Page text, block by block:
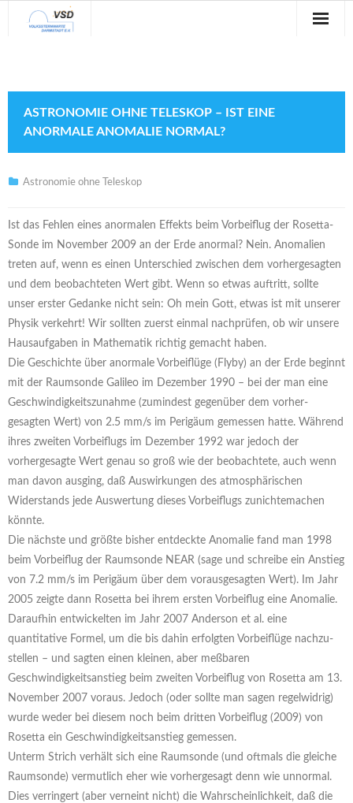
Veranstaltungen
Verein
Kontakt
ASTRONOMIE OHNE TELESKOP – IST EINE
ANORMALE ANOMALIE NORMAL?
Astronomie ohne Teleskop
Ist das Fehlen eines anormalen Effekts beim Vorbeiflug der Rosetta-
Sonde im November 2009 an der Erde anormal? Nein. Anomalien
treten auf, wenn es einen Unterschied zwischen dem vorhergesagten
und dem beobachteten Wert gibt. Wenn so etwas auftritt, sollte
unser erster Gedanke nicht sein: Oh mein Gott, etwas ist mit unserer
Physik verkehrt! Wir sollten zuerst einmal nachprüfen, ob wir unsere
Hausaufgaben in Mathematik richtig gemacht haben.
Die Geschichte über anormale Vorbeiflüge (Flyby) an der Erde beginnt
mit der Raumsonde Galileo im Dezember 1990 – bei der man eine
Geschwindigkeitszunahme (zumindest gegenüber dem vorher-
gesagten Wert) von 2.5 mm/s im Perigäum gemessen hatte. Während
ihres zweiten Vorbeiflugs im Dezember 1992 war jedoch der
vorhergesagte Wert genau so groß wie der beobachtete, auch wenn
man davon ausging, daß Auswirkungen des atmosphärischen
Widerstands jede Auswertung dieses Vorbeiflugs zunichtemachen
könnte.
Die nächste und größte bisher entdeckte Anomalie fand man 1998
beim Vorbeiflug der Raumsonde NEAR (sage und schreibe ein Anstieg
von 7.2 mm/s im Perigäum über dem vorausgesagten Wert). Im Jahr
2005 zeigte dann Rosetta bei ihrem ersten Vorbeiflug eine Anomalie.
Daraufhin entwickelten im Jahr 2007 Anderson et al. eine
quantitative Formel, um die bis dahin erfolgten Vorbeiflüge nachzu-
stellen – und sagten einen kleinen, aber meßbaren
Geschwindigkeitsanstieg beim zweiten Vorbeiflug von Rosetta am 13.
November 2007 voraus. Jedoch (oder sollte man sagen regelwidrig)
wurde weder bei diesem noch beim dritten Vorbeiflug (2009) von
Rosetta ein Geschwindigkeitsanstieg gemessen.
Unterm Strich verhält sich eine Raumsonde (und oftmals die gleiche
Raumsonde) vermutlich eher wie vorhergesagt denn wie unnormal.
Dies verringert (aber verneint nicht) die Wahrscheinlichkeit, daß die